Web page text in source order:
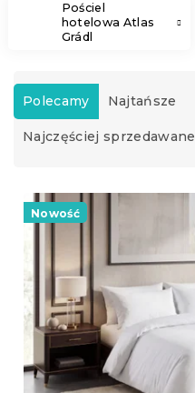
Pościel
hotelowa Atlas
Grádl
S
o
r
n
p
o
u
k
Polecamy Najtańsze
Najczęściej sprzedawane
p
u
Nowość